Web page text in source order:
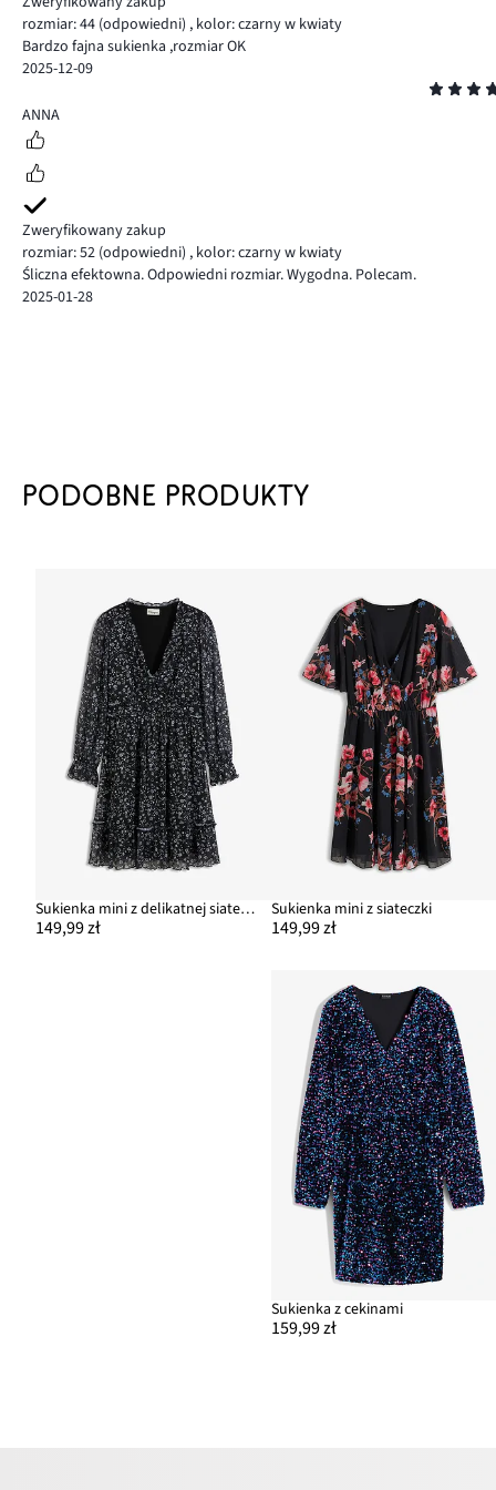
rozmiar: 44 (odpowiedni) , kolor: czarny w kwiaty
Bardzo fajna sukienka ,rozmiar OK
2025-12-09
5
ANNA
Zweryfikowany zakup
rozmiar: 52 (odpowiedni) , kolor: czarny w kwiaty
Śliczna efektowna. Odpowiedni rozmiar. Wygodna. Polecam.
2025-01-28
PODOBNE PRODUKTY
Sukienka mini z delikatnej siateczki
149,99 zł
Sukienka mini z siateczki
149,99 zł
Sukienka z cekinami
159,99 zł